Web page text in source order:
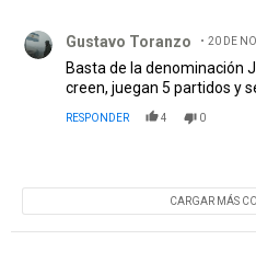
Gustavo Toranzo 20 DE
Basta de la denominación
creen, juegan 5 partidos y
RESPONDER 4 0
CARGAR MÁS